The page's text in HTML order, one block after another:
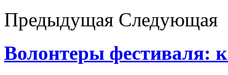
Предыдущая Следующая
Волонтеры фестиваля: